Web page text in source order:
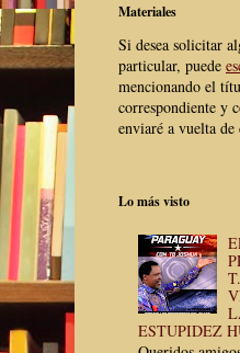
Materiales
Si desea solicitar
particular, puede
mencionando el
correspondiente y
enviaré a vuelta de
Lo más visto
ESTUPIDEZ